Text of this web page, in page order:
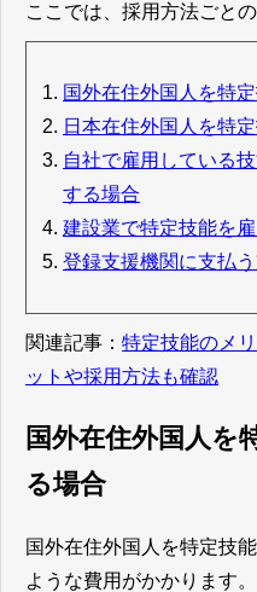
ここでは、採用方法ごと
国外在住外国人を特
日本在住外国人を特
自社で雇用している
する場合
建設業で特定技能を
登録支援機関に支払
関連記事： 特定技能のメ
ットや採用方法も確認
国外在住外国人を
る場合
国外在住外国人を特定技
ような費用がかかります。